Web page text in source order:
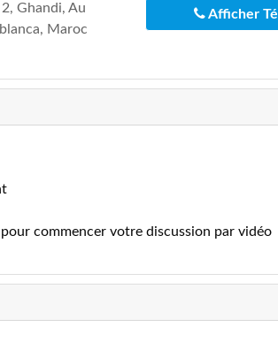
Ghandi, Au
Maroc
Afficher Tél
commencer votre discussion par vidéo